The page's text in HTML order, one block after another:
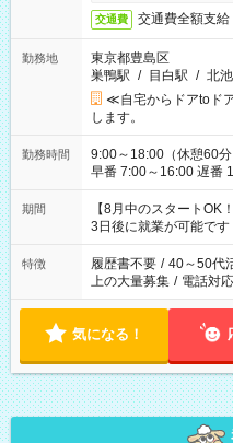
交通費 交通費全額支給
勤務地
東京都豊島区
巣鴨駅 / 目白駅 / 北
≪自宅からドアtoド
します。
勤務時間
9:00～18:00（休憩60分） ■ご希望があれば下記シフトも
早番 7:00～16:00 遅番
と休みを合わせたい」
「できれば残業はした
ね。 ※Wワーク希望の方へ 今ご覧のお仕事で希望する勤務時間
と、もう1つのお仕事
合は応募できません。
期間
【8月中のスタート
3日後に就業が可能です
特徴 履歴書不要 / 40～50代
上の大量募集 / 電話対
気になる！